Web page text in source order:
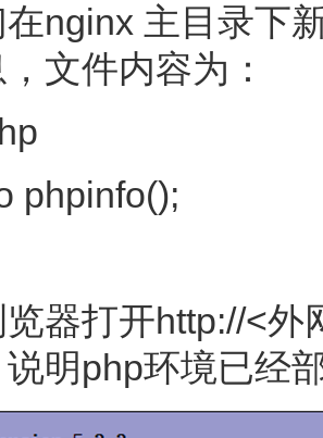
nginx 主目录下
文件内容为：
phpinfo();
览器打开http://<
说明php环境已经